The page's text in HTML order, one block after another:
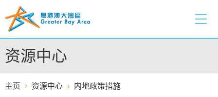
至
容
的
开
资源中心
主页 资源中心 内地政策措施